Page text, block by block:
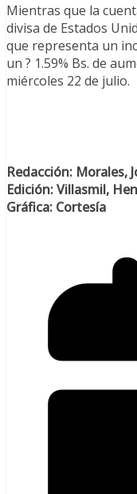
Mientras que la
divisa de Estados
que representa un
un ?️ 1.59% Bs. de
miércoles 22 de julio.
Redacción: Morales,
Edición: Villasmil,
Gráfica: Cortesía